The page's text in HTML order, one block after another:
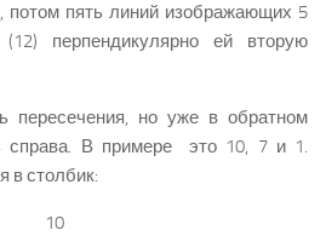
потом пять линий изображающих 5
перпендикулярно ей вторую
пересечения, но уже в обратном
справа. В примере это 10, 7 и 1.
в столбик:
10